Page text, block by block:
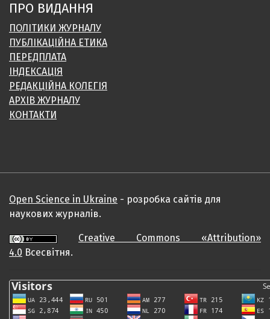
ПРО ВИДАННЯ
ПОЛІТИКИ ЖУРНАЛУ
ПУБЛІКАЦІЙНА ЕТИКА
ПЕРЕДПЛАТА
ІНДЕКСАЦІЯ
РЕДАКЦІЙНА КОЛЕГІЯ
АРХІВ ЖУРНАЛУ
КОНТАКТИ
Open Science in Ukraine - розробка сайтів для
наукових журналів.
Creative Commons «Attribution»
4.0 Всесвітня.